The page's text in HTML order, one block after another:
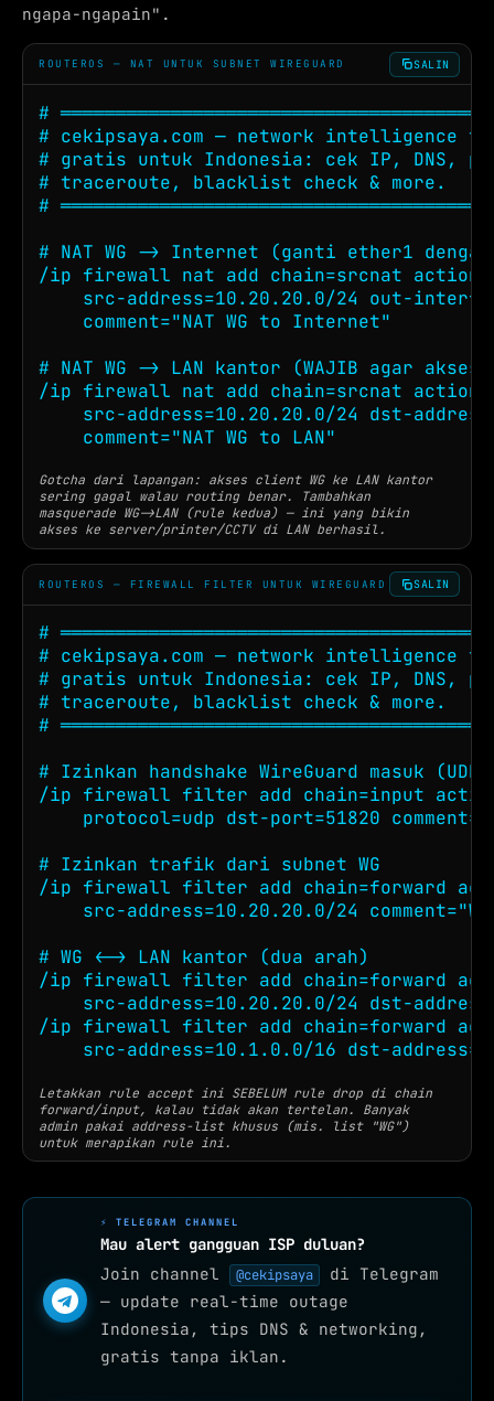
ngapa-ngapain".
ROUTEROS — NAT UNTUK SUBNET WIREGUARD SALIN
#
# cekipsaya.com — network intelligence
# gratis untuk Indonesia: cek IP, DNS,
# traceroute, blacklist check & more.
#
# NAT WG -> Internet (ganti ether1
/ip firewall nat add chain=srcnat
src-address=10.20.20.0/24 out-
    comment="NAT WG to Internet"
# NAT WG -> LAN kantor (WAJIB agar
/ip firewall nat add chain=srcnat
src-address=10.20.20.0/24 dst-
    comment="NAT WG to LAN"
Gotcha dari lapangan: akses client WG ke LAN kantor
sering gagal walau routing benar. Tambahkan
masquerade WG->LAN (rule kedua) — ini yang bikin
akses ke server/printer/CCTV di LAN berhasil.
ROUTEROS — FIREWALL FILTER UNTUK WIREGUARD SALIN
#
# cekipsaya.com — network intelligence
# gratis untuk Indonesia: cek IP, DNS,
# traceroute, blacklist check & more.
#
# Izinkan handshake WireGuard masuk (UDP
/ip firewall filter add chain=input
protocol=udp dst-port=51820
# Izinkan trafik dari subnet WG
/ip firewall filter add chain=forward
src-address=10.20.20.0/24
# WG <-> LAN kantor (dua arah)
/ip firewall filter add chain=forward
src-address=10.20.20.0/24 dst-
/ip firewall filter add chain=forward
src-address=10.1.0.0/16 dst-
Letakkan rule accept ini SEBELUM rule drop di chain
forward/input, kalau tidak akan tertelan. Banyak
admin pakai address-list khusus (mis. list "WG")
untuk merapikan rule ini.
⚡ TELEGRAM CHANNEL
Mau alert gangguan ISP duluan?
Join channel @cekipsaya
di Telegram
— update real-time outage
Indonesia, tips DNS & networking,
gratis tanpa iklan.